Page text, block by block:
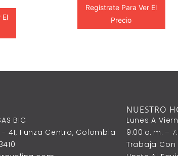
El
Registrate Para Ver El
Precio
BIC
- 41, Funza Centro, Colombia
NUESTRO
Lunes A
9:00 A. M. –
Trabaja Con